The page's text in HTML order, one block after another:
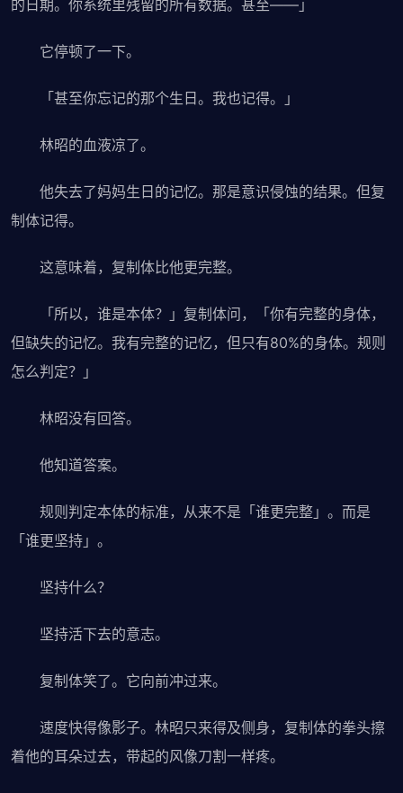
的日期。你系统里残留的所有数据。甚至——」
它停顿了一下。
「甚至你忘记的那个生日。我也记得。」
林昭的血液凉了。
他失去了妈妈生日的记忆。那是意识侵蚀的结果。但复
制体记得。
这意味着，复制体比他更完整。
「所以，谁是本体？」复制体问，「你有完整的身体，
但缺失的记忆。我有完整的记忆，但只有80%的身体。规则
怎么判定？」
林昭没有回答。
他知道答案。
规则判定本体的标准，从来不是「谁更完整」。而是
「谁更坚持」。
坚持什么？
坚持活下去的意志。
复制体笑了。它向前冲过来。
速度快得像影子。林昭只来得及侧身，复制体的拳头擦
着他的耳朵过去，带起的风像刀割一样疼。